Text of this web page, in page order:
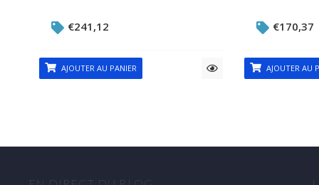
€241,12
AJOUTER AU PANIER
€170,37
AJOUTER AU